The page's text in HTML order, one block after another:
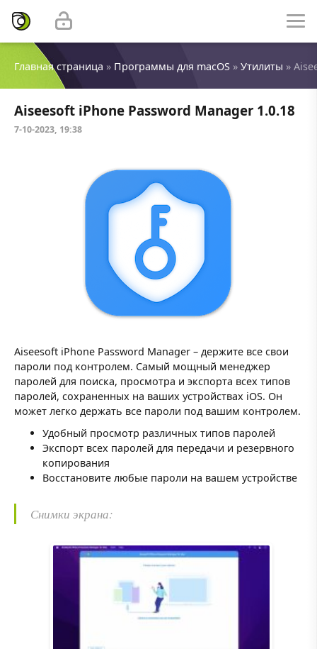
Главная страница » Программы для macOS » Утилиты »
Aiseesoft iPhone Password Manager 1.0.18
7-10-2023, 19:38
Aiseesoft iPhone Password Manager – держите все свои
пароли под контролем. Самый мощный менеджер
паролей для поиска, просмотра и экспорта всех типов
паролей, сохраненных на ваших устройствах iOS. Он
может легко держать все пароли под вашим контролем.
Удобный просмотр различных типов паролей
Экспорт всех паролей для передачи и резервного
копирования
Восстановите любые пароли на вашем устройстве
Снимки экрана: